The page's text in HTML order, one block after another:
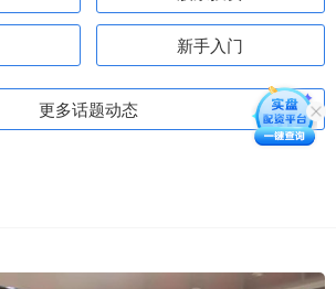
新手入门
更多话题动态